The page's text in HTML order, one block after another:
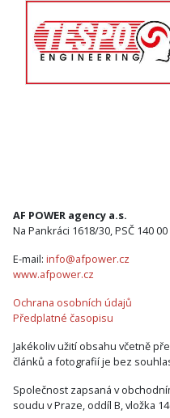
AF POWER agency a.s.
Na Pankráci 1618/30, PSČ 140
E-mail: info@afpower.cz
www.afpower.cz
Ochrana osobních údajů
Předplatné časopisu
Jakékoliv užití obsahu včetně
článků a fotografií je bez
Společnost zapsaná v
soudu v Praze, oddíl B, vložka